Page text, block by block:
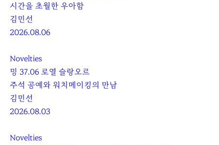
시간을 초월한 우아함
김민선
2026.08.06
Novelties
밍 37.06 로열 슬랑오르
주석 공예와 워치메이킹의 만남
김민선
2026.08.03
Novelties